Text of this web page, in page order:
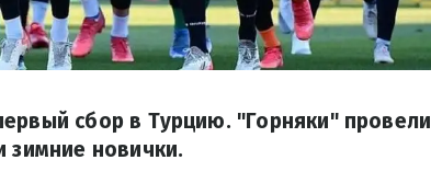
сбор в Турцию. "Горняки" провели
зимние новички.